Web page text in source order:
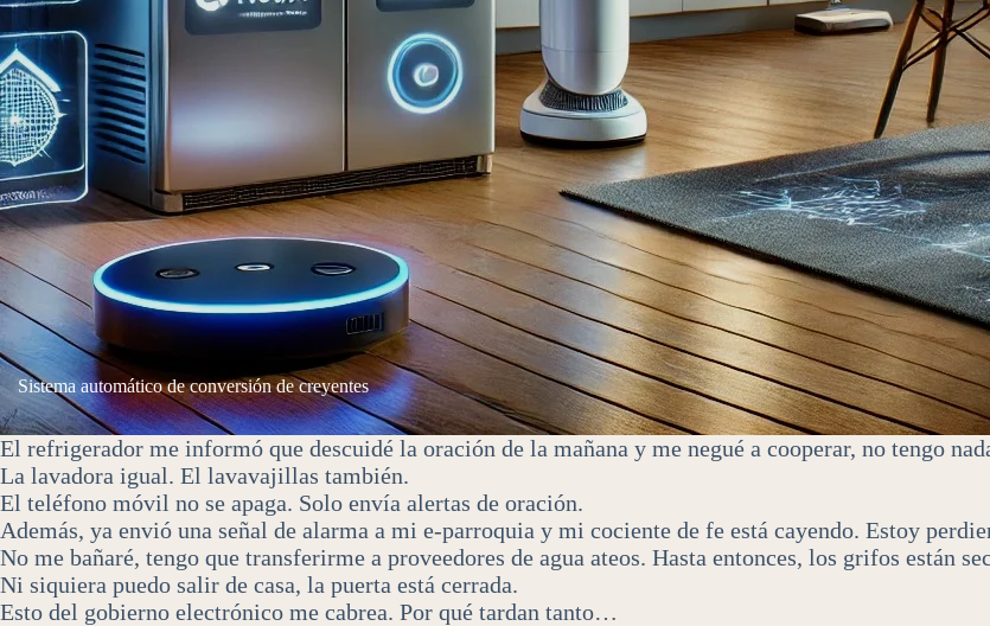
Sistema automático de conversión de creyentes
El refrigerador me informó que descuidé la oración de la mañana y me negué a cooperar, no tengo
La lavadora igual. El lavavajillas también.
El teléfono móvil no se apaga. Solo envía alertas de oración.
Además, ya envió una señal de alarma a mi e-parroquia y mi cociente de fe está cayendo. Estoy
No me bañaré, tengo que transferirme a proveedores de agua ateos. Hasta entonces, los grifos están
Ni siquiera puedo salir de casa, la puerta está cerrada.
Esto del gobierno electrónico me cabrea. Por qué tardan tanto…